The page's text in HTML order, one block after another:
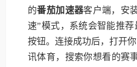
的番茄加速器客户端，安
速”模式，系统会智能推
按钮。连接成功后，打开
讯体育，搜索你想看的赛